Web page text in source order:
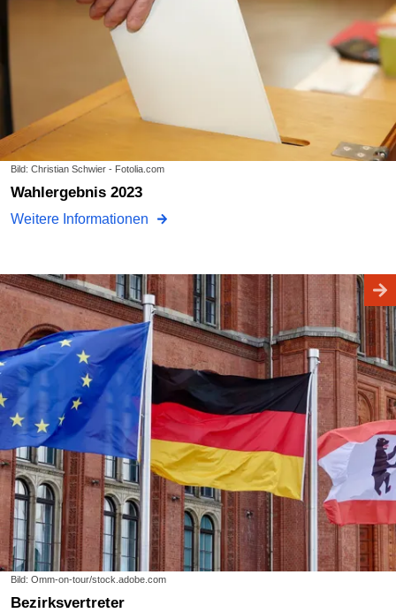
Bild: Christian Schwier - Fotolia.com
Wahlergebnis 2023
Weitere Informationen
Bild: Omm-on-tour/stock.adobe.com
Bezirksvertreter